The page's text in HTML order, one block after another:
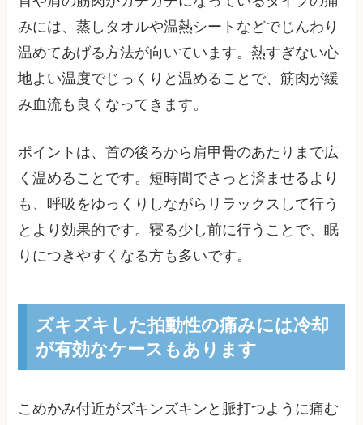
みには、蒸しタオルや温熱シートなどでじんわり
温めてあげる方法が向いています。熱すぎない心
地よい温度でじっくりと温めることで、筋肉が緩
み血流も良くなってきます。
ポイントは、首の後ろから肩甲骨のあたりまで広
く温めることです。短時間でさっと済ませるより
も、呼吸をゆっくりしながらリラックスして行う
とより効果的です。寝る少し前に行うことで、眠
りにつきやすくなる方も多いです。
ズキズキした拍動性の痛みには冷却
が有効なケースもあります
こめかみ付近がズキンズキンと脈打つように痛む